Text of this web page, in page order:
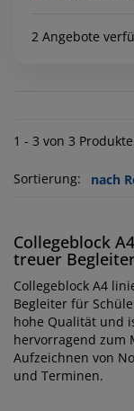
2 Angebote
1 - 3 von 3
Sortierung:
Collegeblock
treuer
Collegeblock A4
Begleiter für
hohe Qualität und
hervorragend zum
Aufzeichnen von
und Terminen.